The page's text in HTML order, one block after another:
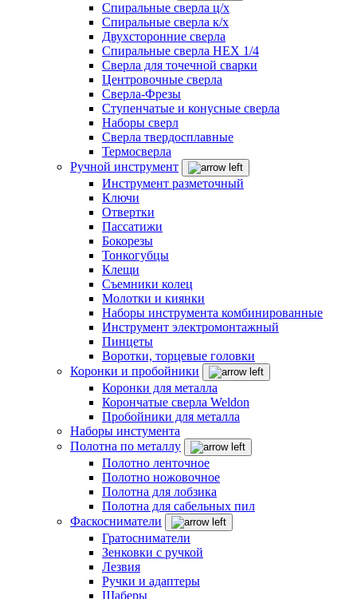
Спиральные сверла ц/х
Спиральные сверла к/х
Двухсторонние сверла
Спиральные сверла HEX 1/4
Сверла для точечной сварки
Центровочные сверла
Сверла-Фрезы
Ступенчатые и конусные сверла
Наборы сверл
Сверла твердосплавные
Термосверла
Ручной инструмент
Инструмент разметочный
Ключи
Отвертки
Пассатижи
Бокорезы
Тонкогубцы
Клещи
Съемники колец
Молотки и киянки
Наборы инструмента комбинированные
Инструмент электромонтажный
Пинцеты
Воротки, торцевые головки
Коронки и пробойники
Коронки для металла
Корончатые сверла Weldon
Пробойники для металла
Наборы инстумента
Полотна по металлу
Полотно ленточное
Полотно ножовочное
Полотна для лобзика
Полотна для сабельных пил
Фаскосниматели
Гратосниматели
Зенковки с ручкой
Лезвия
Ручки и адаптеры
Шаберы